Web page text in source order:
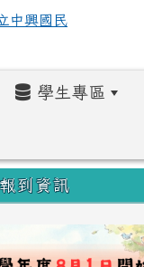
學生專區
到資訊